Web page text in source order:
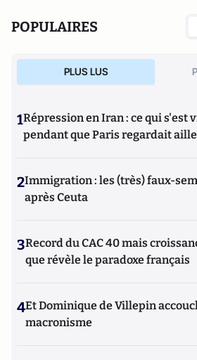
POPULAIRES
PLUS LUS
1Répression en Iran : ce qui s'est
pendant que Paris regardait
2Immigration : les (très) faux-
après Ceuta
3Record du CAC 40 mais
que révèle le paradoxe français
4Et Dominique de Villepin
macronisme